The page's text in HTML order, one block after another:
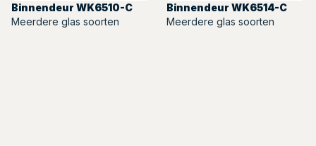
Binnendeur WK6510-C
Meerdere glas soorten
Binnendeur WK6514-C
Meerdere glas soorten